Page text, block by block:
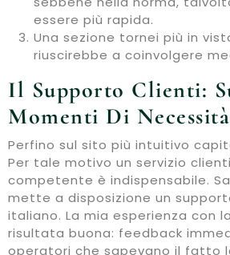
essere più rapida.
Una sezione tornei più in
riuscirebbe a coinvolgere
Il Supporto Clienti:
Momenti Di Necessità
Perfino sul sito più intuitivo
Per tale motivo un servizio
competente è indispensabile.
mette a disposizione un
italiano. La mia esperienza con
risultata buona: feedback
operatori che sapevano il fatto